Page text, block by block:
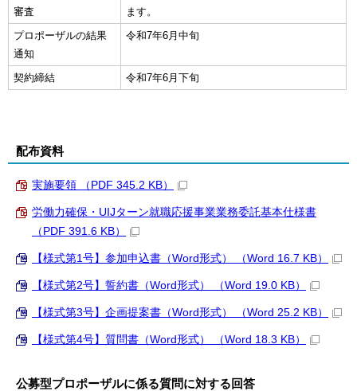
審査
ます。
プロポーザルの結果
通知
令和7年6月中旬
契約締結 令和7年6月下旬
配布資料
実施要領 （PDF 345.2 KB）
労働力確保・UIJターン就職応援事業業務委託基本仕様書
（PDF 391.6 KB）
【様式第1号】参加申込書（Word形式） （Word 16.7 KB）
【様式第2号】誓約書（Word形式） （Word 19.0 KB）
【様式第3号】企画提案書（Word形式） （Word 25.2 KB）
【様式第4号】質問書（Word形式） （Word 18.3 KB）
公募型プロポーザルに係る質問に対する回答